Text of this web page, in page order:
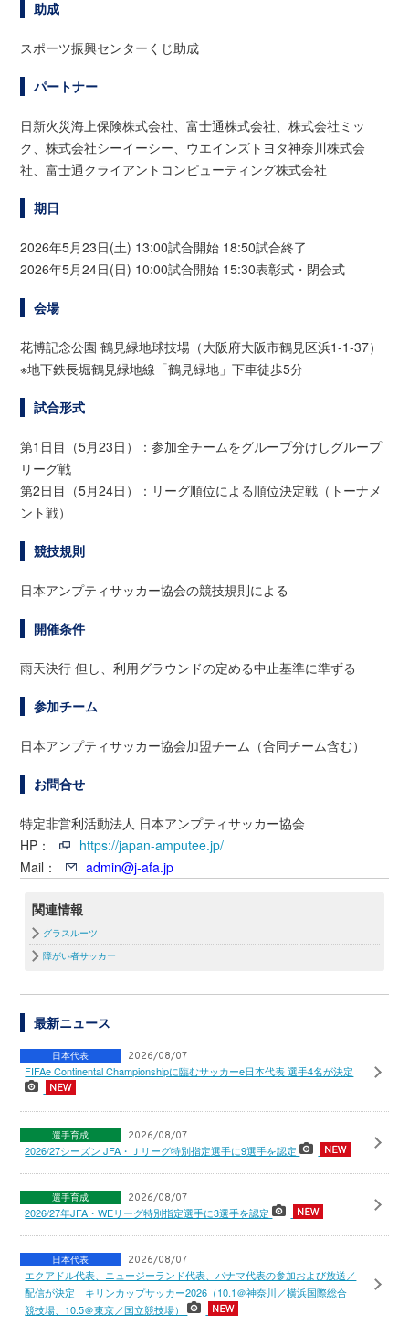
助成
スポーツ振興センターくじ助成
パートナー
日新火災海上保険株式会社、富士通株式会社、株式会社ミッ
ク、株式会社シーイーシー、ウエインズトヨタ神奈川株式会
社、富士通クライアントコンピューティング株式会社
期日
2026年5月23日(土) 13:00試合開始 18:50試合終了
2026年5月24日(日) 10:00試合開始 15:30表彰式・閉会式
会場
花博記念公園 鶴見緑地球技場（大阪府大阪市鶴見区浜1-1-37）
※地下鉄長堀鶴見緑地線「鶴見緑地」下車徒歩5分
試合形式
第1日目（5月23日）：参加全チームをグループ分けしグループ
リーグ戦
第2日目（5月24日）：リーグ順位による順位決定戦（トーナメ
ント戦）
競技規則
日本アンプティサッカー協会の競技規則による
開催条件
雨天決行 但し、利用グラウンドの定める中止基準に準ずる
参加チーム
日本アンプティサッカー協会加盟チーム（合同チーム含む）
お問合せ
特定非営利活動法人 日本アンプティサッカー協会
HP：
https://japan-amputee.jp/
Mail：
admin@j-afa.jp
関連情報
グラスルーツ
障がい者サッカー
最新ニュース
日本代表 2026/08/07
FIFAe Continental Championshipに臨むサッカーe日本代表 選手4名が決定
選手育成 2026/08/07
2026/27シーズン JFA・Ｊリーグ特別指定選手に9選手を認定
選手育成 2026/08/07
2026/27年JFA・WEリーグ特別指定選手に3選手を認定
日本代表 2026/08/07
エクアドル代表、ニュージーランド代表、パナマ代表の参加および放送／
配信が決定 キリンカップサッカー2026（10.1＠神奈川／横浜国際総合
競技場、10.5＠東京／国立競技場）